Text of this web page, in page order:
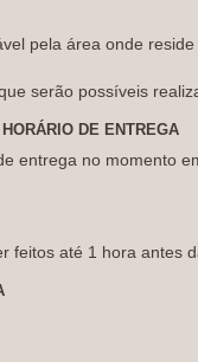
pela área onde reside
serão possíveis
DE ENTREGA
entrega no momento
feitos até 1 hora antes